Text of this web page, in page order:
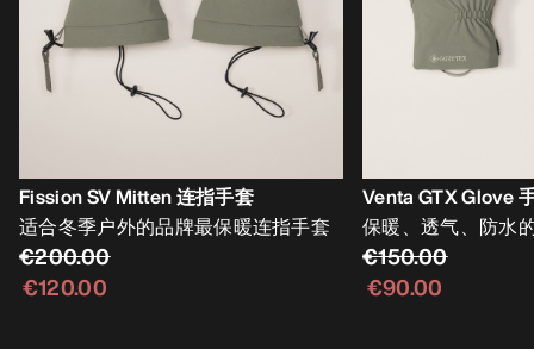
Fission SV Mitten 连指手套
适合冬季户外的品牌最保暖连指手套
€200.00
€120.00
Venta GTX Glove
保暖、透气、防水
€150.00
€90.00